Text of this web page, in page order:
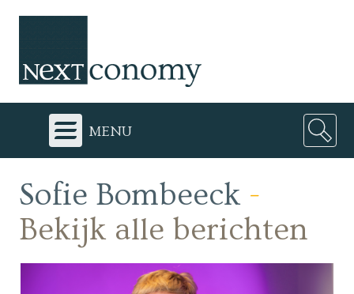
menu
Sofie Bombeeck -
Bekijk alle berichten